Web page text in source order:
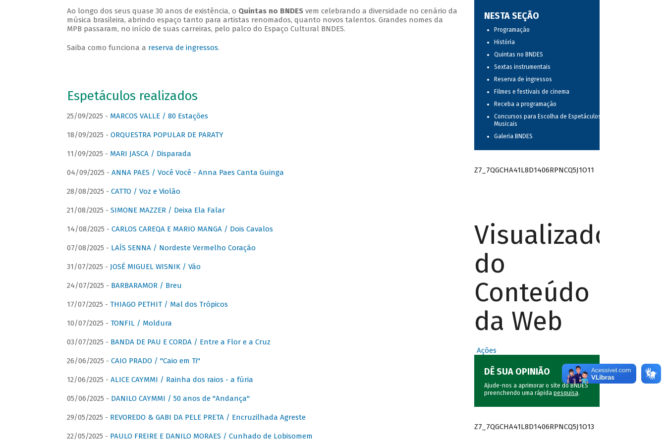
Ao longo dos seus quase 30 anos de existência, o Quintas no BNDESvem celebrando a diversidade no cenário da
música brasileira, abrindo espaço tanto para artistas renomados, quanto novos talentos. Grandes nomes da
MPB passaram, no início de suas carreiras, pelo palco do Espaço Cultural BNDES.
Saiba como funciona a reserva de ingressos.
Espetáculos realizados
25/09/2025 - MARCOS VALLE / 80 Estações
18/09/2025 - ORQUESTRA POPULAR DE PARATY
11/09/2025 - MARI JASCA / Disparada
04/09/2025 - ANNA PAES / Você Você - Anna Paes Canta Guinga
28/08/2025 - CATTO / Voz e Violão
21/08/2025 - SIMONE MAZZER / Deixa Ela Falar
14/08/2025 - CARLOS CAREQA E MARIO MANGA / Dois Cavalos
07/08/2025 - LAÍS SENNA / Nordeste Vermelho Coração
31/07/2025 - JOSÉ MIGUEL WISNIK / Vão
24/07/2025 - BARBARAMOR / Breu
17/07/2025 - THIAGO PETHIT / Mal dos Trópicos
10/07/2025 - TONFIL / Moldura
03/07/2025 - BANDA DE PAU E CORDA / Entre a Flor e a Cruz
26/06/2025 - CAIO PRADO / "Caio em Ti"
12/06/2025 - ALICE CAYMMI / Rainha dos raios - a fúria
05/06/2025 - DANILO CAYMMI / 50 anos de "Andança"
29/05/2025 - REVOREDO & GABI DA PELE PRETA / Encruzilhada Agreste
22/05/2025 - PAULO FREIRE E DANILO MORAES / Cunhado de Lobisomem
NESTA SEÇÃO
Programação
História
Quintas no BNDES
Sextas instrumentais
Reserva de ingressos
Filmes e festivais de cinema
Receba a programação
Concursos para Escolha de Espetáculos
Musicais
Galeria BNDES
Z7_7QGCHA41L8D1406RPNCQ5J1O11
Visualizador
do
Conteúdo
da Web
Ações
DÊ SUA OPINIÃO
Ajude-nos a aprimorar o site do BNDES
preenchendo uma rápida pesquisa.
Z7_7QGCHA41L8D1406RPNCQ5J1O13